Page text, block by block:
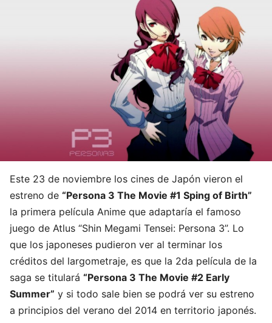
Este 23 de noviembre los cines de Japón vieron el
estreno de “Persona 3 The Movie #1 Sping of Birth”
la primera película Anime que adaptaría el famoso
juego de Atlus “Shin Megami Tensei: Persona 3”. Lo
que los japoneses pudieron ver al terminar los
créditos del largometraje, es que la 2da película de la
saga se titulará “Persona 3 The Movie #2 Early
Summer” y si todo sale bien se podrá ver su estreno
a principios del verano del 2014 en territorio japonés.